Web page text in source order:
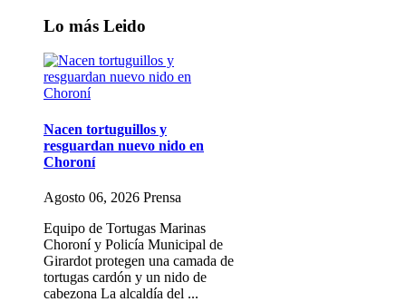
Lo más Leido
Nacen tortuguillos y
resguardan nuevo nido en
Choroní
Agosto 06, 2026 Prensa
Equipo de Tortugas Marinas
Choroní y Policía Municipal de
Girardot protegen una camada de
tortugas cardón y un nido de
cabezona La alcaldía del ...